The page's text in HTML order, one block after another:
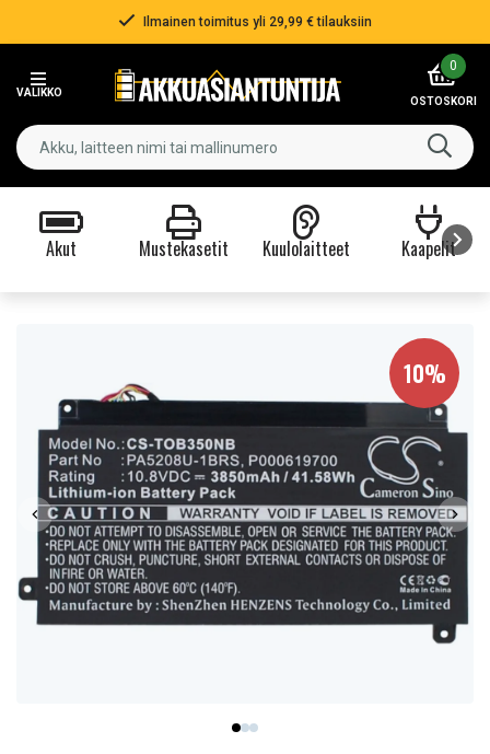
Ilmainen toimitus yli 29,99 € tilauksiin
VALIKKO
0
OSTOSKORI
Akut Mustekasetit Kuulolaitteet Kaapelit
item
item
item
10%